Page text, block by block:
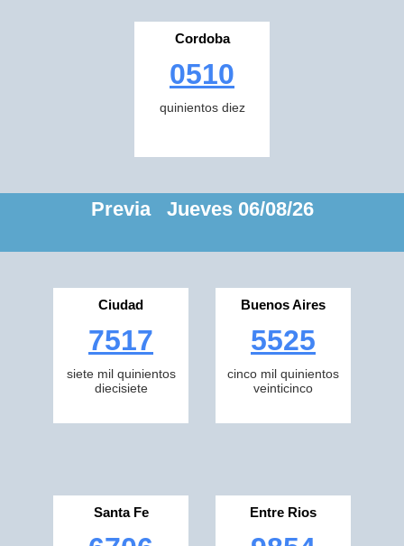
Cordoba
0510
quinientos diez
Previa Jueves 06/08/26
Ciudad
7517
siete mil quinientos
diecisiete
Buenos Aires
5525
cinco mil quinientos
veinticinco
Santa Fe Entre Rios